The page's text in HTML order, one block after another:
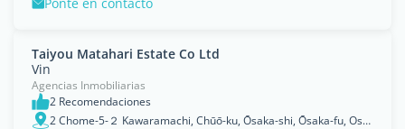
Taiyou Matahari Estate Co Ltd
Vin
Agencias Inmobiliarias
2 Recomendaciones
2 Chome-5-２ Kawaramachi, Chūō-ku, Ōsaka-shi, Ōsaka-fu, Osaka-shi